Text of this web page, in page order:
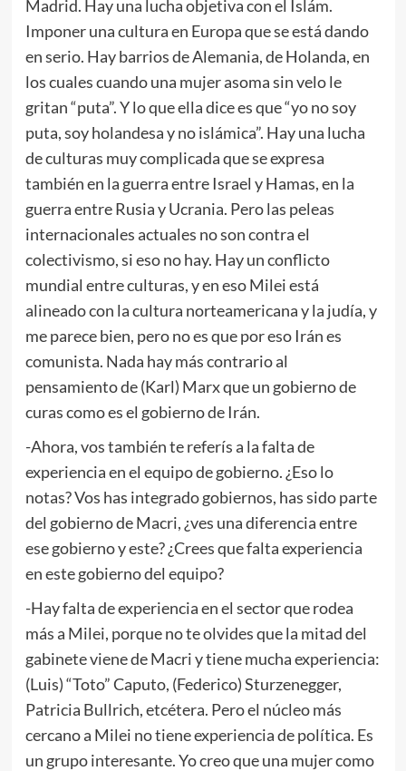
Madrid. Hay una lucha objetiva con el Islám.
Imponer una cultura en Europa que se está dando
en serio. Hay barrios de Alemania, de Holanda, en
los cuales cuando una mujer asoma sin velo le
gritan “puta”. Y lo que ella dice es que “yo no soy
puta, soy holandesa y no islámica”. Hay una lucha
de culturas muy complicada que se expresa
también en la guerra entre Israel y Hamas, en la
guerra entre Rusia y Ucrania. Pero las peleas
internacionales actuales no son contra el
colectivismo, si eso no hay. Hay un conflicto
mundial entre culturas, y en eso Milei está
alineado con la cultura norteamericana y la judía, y
me parece bien, pero no es que por eso Irán es
comunista. Nada hay más contrario al
pensamiento de (Karl) Marx que un gobierno de
curas como es el gobierno de Irán.
-Ahora, vos también te referís a la falta de
experiencia en el equipo de gobierno. ¿Eso lo
notas? Vos has integrado gobiernos, has sido parte
del gobierno de Macri, ¿ves una diferencia entre
ese gobierno y este? ¿Crees que falta experiencia
en este gobierno del equipo?
-Hay falta de experiencia en el sector que rodea
más a Milei, porque no te olvides que la mitad del
gabinete viene de Macri y tiene mucha experiencia:
(Luis) “Toto” Caputo, (Federico) Sturzenegger,
Patricia Bullrich, etcétera. Pero el núcleo más
cercano a Milei no tiene experiencia de política. Es
un grupo interesante. Yo creo que una mujer como